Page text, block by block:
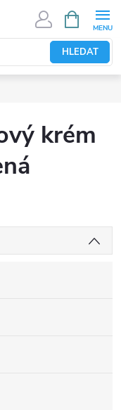
HLEDAT
NÁKUPNÍ
KOŠÍK
krém